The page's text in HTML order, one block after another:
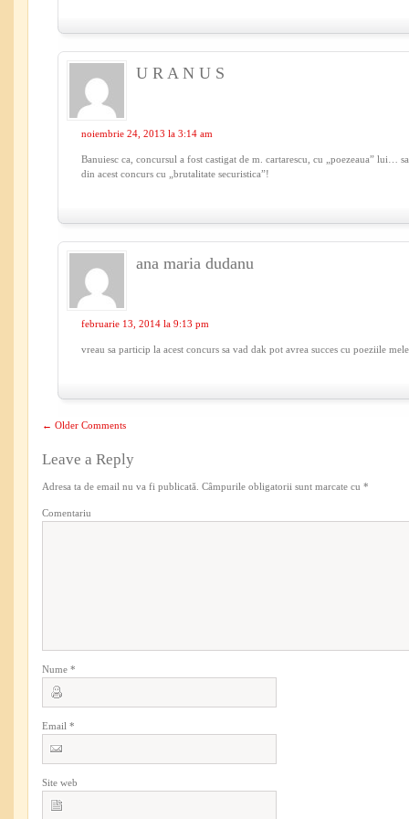
U R A N U S
noiembrie 24, 2013 la 3:14 am
Banuiesc ca, concursul a fost castigat de m. cartarescu, cu „poezeaua” lui…
din acest concurs cu „brutalitate securistica”!
ana maria dudanu
februarie 13, 2014 la 9:13 pm
vreau sa particip la acest concurs sa vad dak pot avrea succes cu poeziile mele
← Older Comments
Leave a Reply
Adresa ta de email nu va fi publicată. Câmpurile obligatorii sunt marcate cu *
Comentariu
Nume *
Email *
Site web